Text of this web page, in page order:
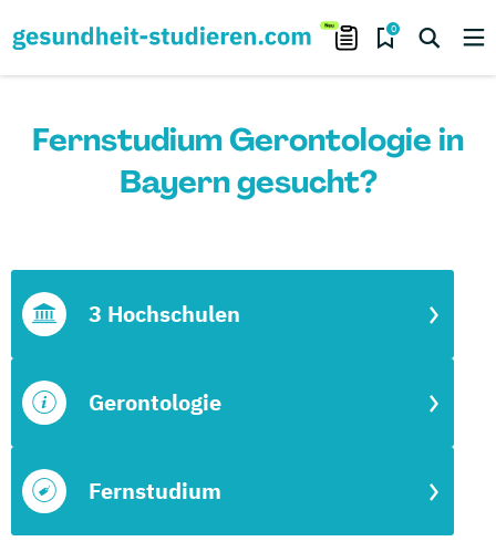
0
Fernstudium Gerontologie in
Bayern gesucht?
Fernstudium
Gerontologie
3 Hochschulen